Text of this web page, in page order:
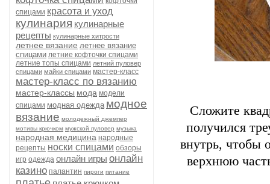
спицами красота и уход
кулинария кулинарные
рецепты кулинарные хитрости
летнее вязание летнее вязание
спицами летние кофточки спицами
летние топы спицами летний пуловер
спицами майки спицами мастер-класс
мастер-класс по вязанию
мастер-классы мода модели
спицами модная одежда модное
вязание молодежный джемпер
мотивы крючком мужской пуловер музыка
народная медицина народные
рецепты носки спицами обзоры
игр одежда онлайн игры онлайн
казино палантин пироги питание
Сложите
получился
внутрь, чтобы
верхнюю